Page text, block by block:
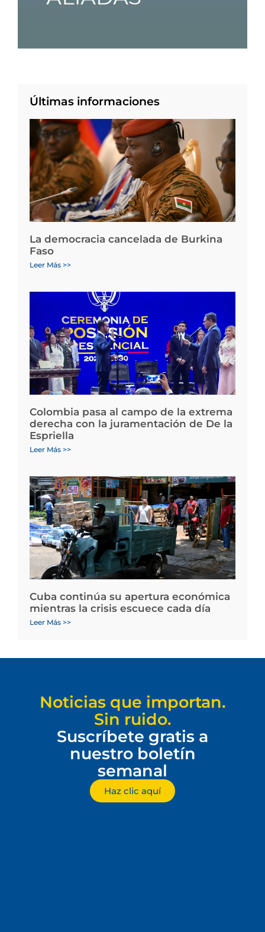
Últimas informaciones
La democracia cancelada de Burkina
Faso
Leer Más >>
Colombia pasa al campo de la extrema
derecha con la juramentación de De la
Espriella
Leer Más >>
Cuba continúa su apertura económica
mientras la crisis escuece cada día
Leer Más >>
Noticias que importan.
Sin ruido.
Suscríbete gratis a
nuestro boletín
semanal
Haz clic aquí